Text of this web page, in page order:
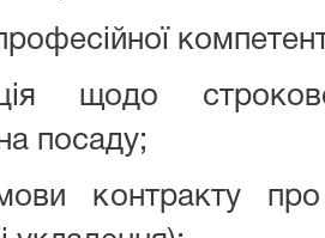
щодо
посаду;
контракту